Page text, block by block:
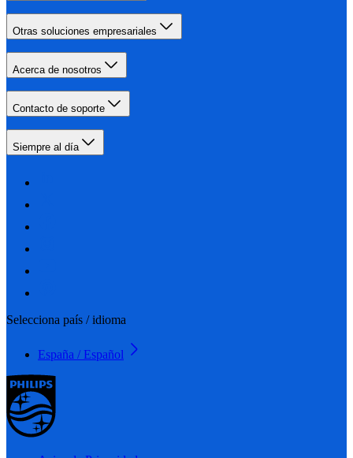
Otras soluciones empresariales
Acerca de nosotros
Contacto de soporte
Siempre al día
Selecciona país / idioma
España / Español